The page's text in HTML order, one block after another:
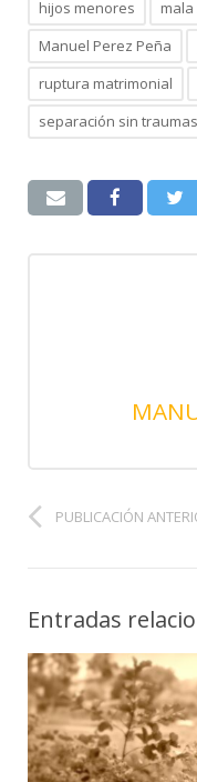
hijos menores
Manuel Perez Peña
ruptura matrimonial
separación sin traumas
PUBLICACIÓN
Entradas